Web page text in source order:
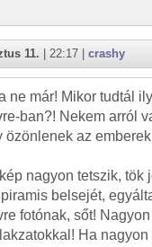
11. | 22:17 | crashy
ne már! Mikor tudtál
ban?! Nekem arról
özönlenek az
nagyon tetszik, tök
belsejét,
fotónak, sőt!
Ha